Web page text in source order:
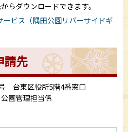
らダウンロードできます。
ービス（隅田公園リバーサイドギ
先
台東区役所5階4番窓口
園管理担当係